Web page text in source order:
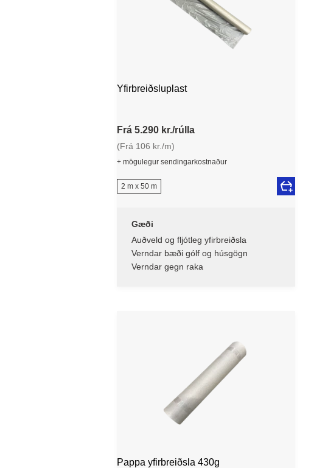
Yfirbreiðsluplast
Frá 5.290 kr./rúlla
(Frá 106 kr./m)
+ mögulegur sendingarkostnaður
2 m x 50 m
Gæði
Auðveld og fljótleg yfirbreiðsla
Verndar bæði gólf og húsgögn
Verndar gegn raka
Pappa yfirbreiðsla 430g